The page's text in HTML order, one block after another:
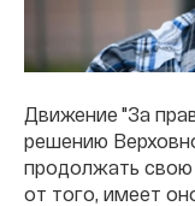
Движение "За
решению
продолжать свою
от того, имеет